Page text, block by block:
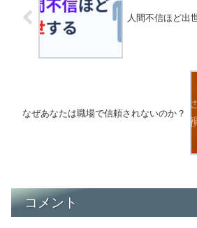
人間不信ほど出
なぜあなたは職場で信頼されないのか？
コメント